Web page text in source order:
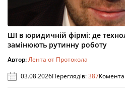
ШІ в юридичній фірмі: де
замінюють рутинну роботу
Автор:Лента от Протокола
03.08.2026Переглядів:387